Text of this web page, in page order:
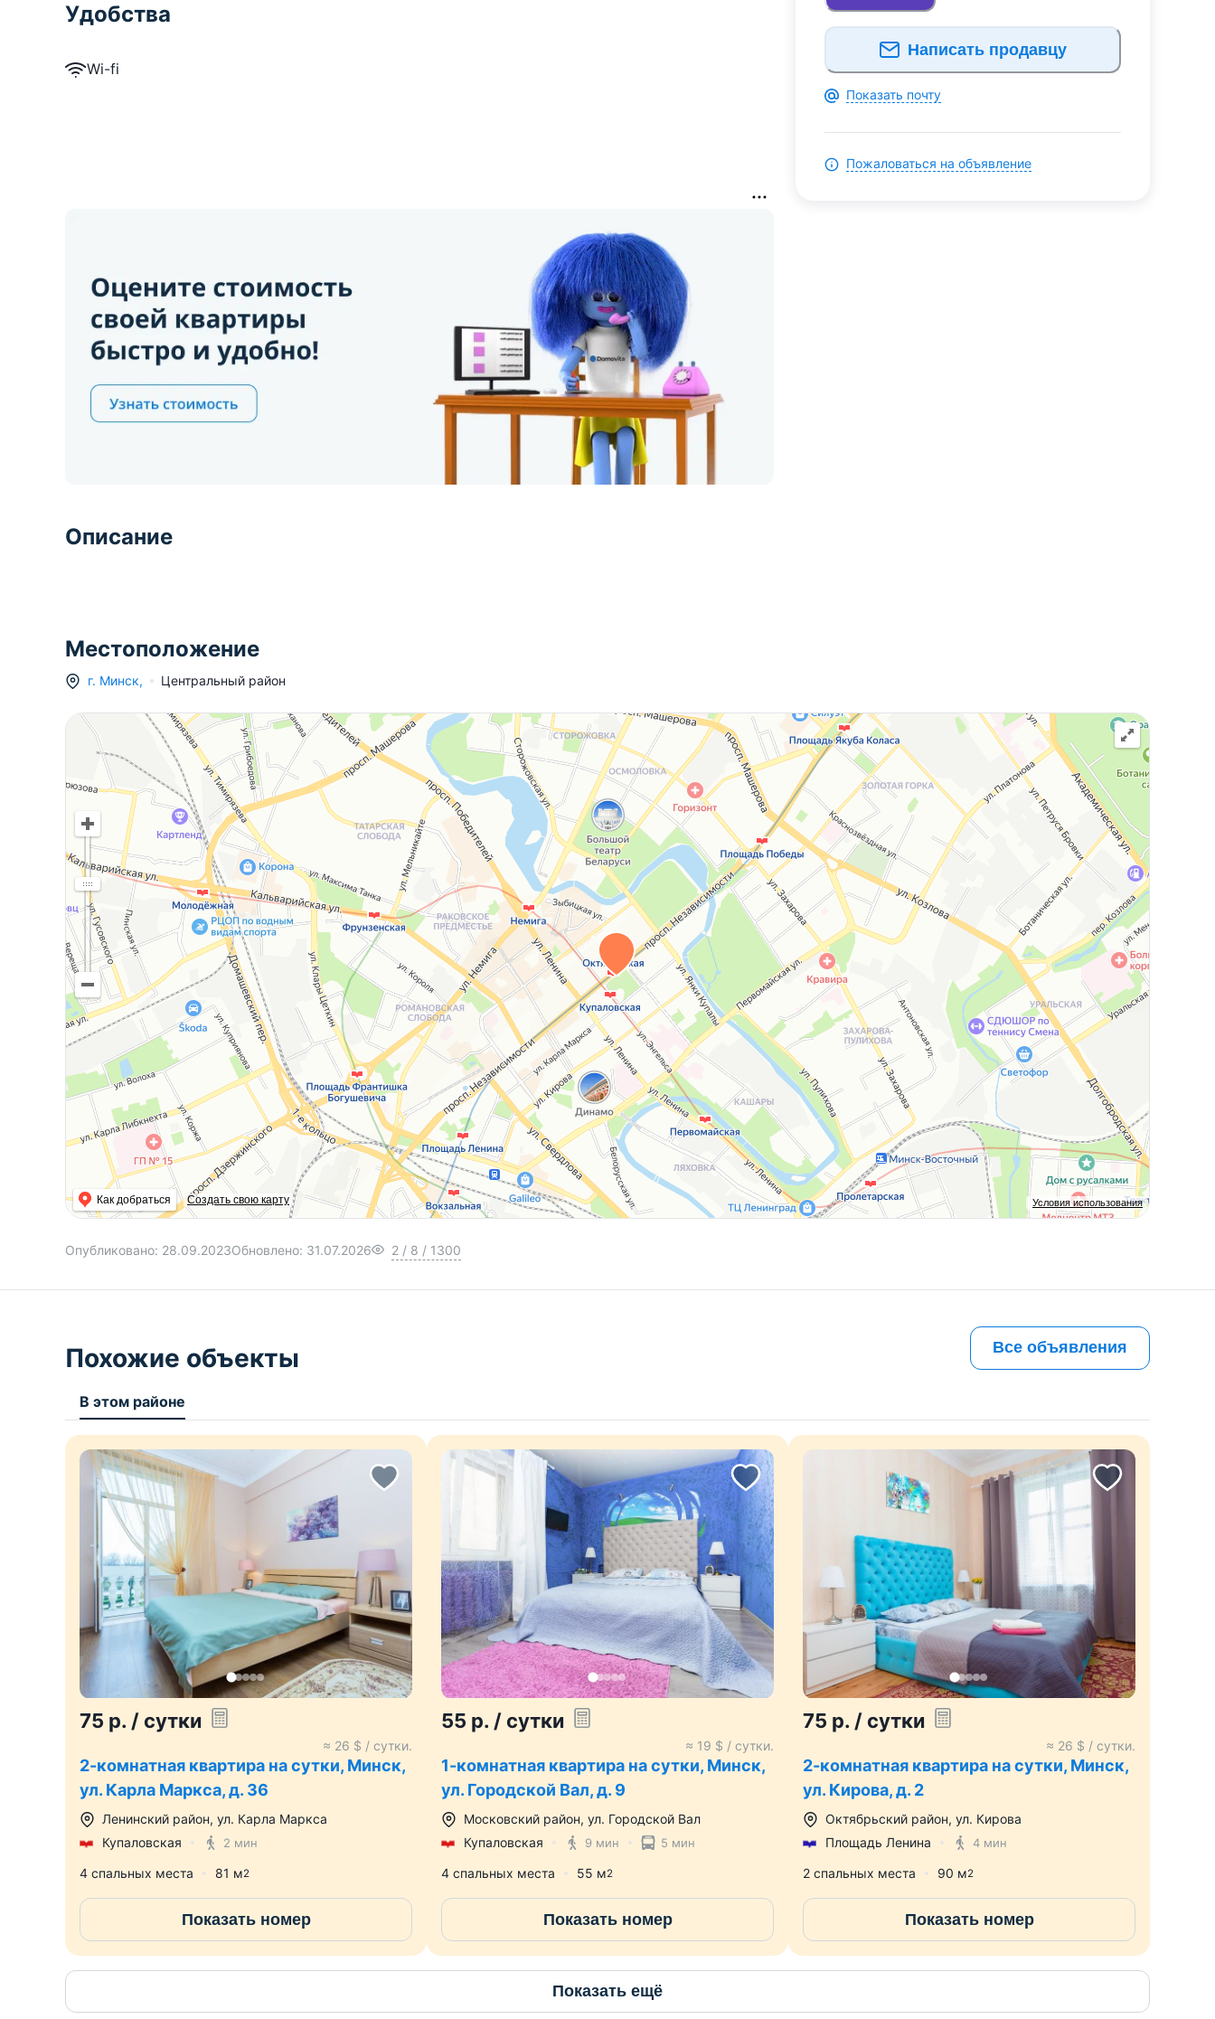
Удобства
Wi-fi
Описание
Написать продавцу
Показать почту
Пожаловаться на объявление
Местоположение
г. Минск, Центральный район
Условия использования
Как добраться Создать свою карту
Опубликовано: 28.09.2023Обновлено: 31.07.2026 2 / 8 / 1300
Похожие объекты Все объявления
В этом районе
75 р. / сутки
≈ 26 $ / сутки.
2-комнатная квартира на сутки, Минск,
ул. Карла Маркса, д. 36
Ленинский район, ул. Карла Маркса
Купаловская
2 мин
4 спальных места 81 м2
Показать номер
55 р. / сутки
≈ 19 $ / сутки.
1-комнатная квартира на сутки, Минск,
ул. Городской Вал, д. 9
Московский район, ул. Городской Вал
Купаловская
9 мин 5 мин
4 спальных места 55 м2
Показать номер
75 р. / сутки
≈ 26 $ / сутки.
2-комнатная квартира на сутки, Минск,
ул. Кирова, д. 2
Октябрьский район, ул. Кирова
Площадь Ленина
4 мин
2 спальных места 90 м2
Показать номер
Показать ещё